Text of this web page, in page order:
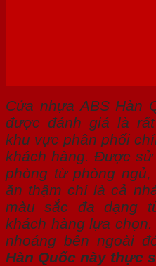
Cửa nhựa ABS Hàn
được đánh giá là
khu vực phân phối
khách hàng. Được
phòng từ phòng
ăn thậm chí là cả
màu sắc đa dạng
khách hàng lựa
nhoáng bên ngoài
Hàn Quốc này thực